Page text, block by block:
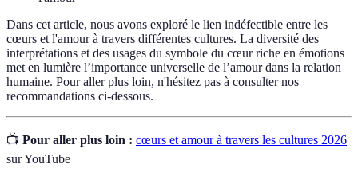
Dans cet article, nous avons exploré le lien indéfectible entre les
cœurs et l'amour à travers différentes cultures. La diversité des
interprétations et des usages du symbole du cœur riche en émotions
met en lumière l’importance universelle de l’amour dans la relation
humaine. Pour aller plus loin, n'hésitez pas à consulter nos
recommandations ci-dessous.
📺 Pour aller plus loin : cœurs et amour à travers les cultures 2026
sur YouTube